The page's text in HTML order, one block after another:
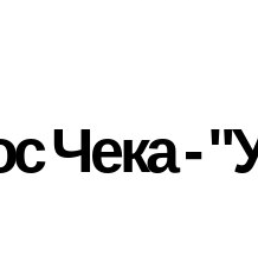
Чека -